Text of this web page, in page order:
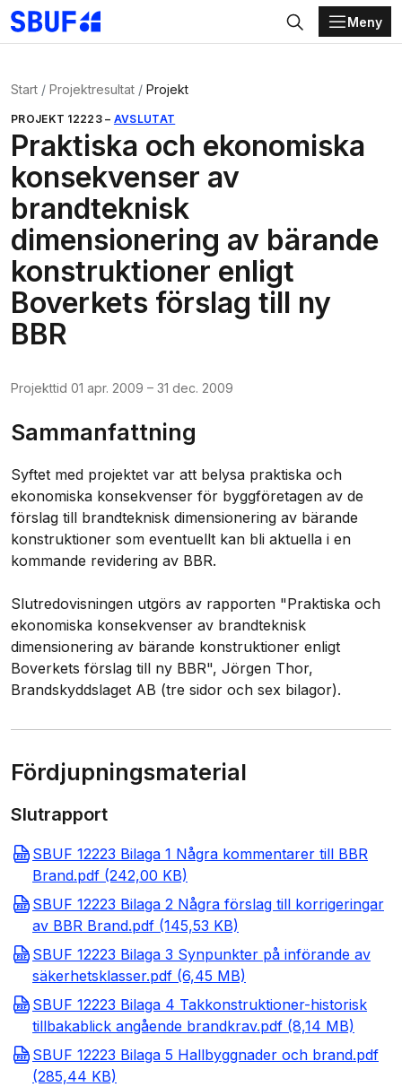
Gå direkt till huvudinnehållet
Sök
Meny
Start Projektresultat Projekt
PROJEKT 12223 – AVSLUTAT
Praktiska och ekonomiska
konsekvenser av
brandteknisk
dimensionering av bärande
konstruktioner enligt
Boverkets förslag till ny
BBR
Projekttid 01 apr. 2009 – 31 dec. 2009
Sammanfattning
Syftet med projektet var att belysa praktiska och
ekonomiska konsekvenser för byggföretagen av de
förslag till brandteknisk dimensionering av bärande
konstruktioner som eventuellt kan bli aktuella i en
kommande revidering av BBR.
Slutredovisningen utgörs av rapporten "Praktiska och
ekonomiska konsekvenser av brandteknisk
dimensionering av bärande konstruktioner enligt
Boverkets förslag till ny BBR", Jörgen Thor,
Brandskyddslaget AB (tre sidor och sex bilagor).
Fördjupningsmaterial
Slutrapport
SBUF 12223 Bilaga 1 Några kommentarer till BBR
Brand.pdf (242,00 KB)
SBUF 12223 Bilaga 2 Några förslag till korrigeringar
av BBR Brand.pdf (145,53 KB)
SBUF 12223 Bilaga 3 Synpunkter på införande av
säkerhetsklasser.pdf (6,45 MB)
SBUF 12223 Bilaga 4 Takkonstruktioner-historisk
tillbakablick angående brandkrav.pdf (8,14 MB)
SBUF 12223 Bilaga 5 Hallbyggnader och brand.pdf
(285,44 KB)